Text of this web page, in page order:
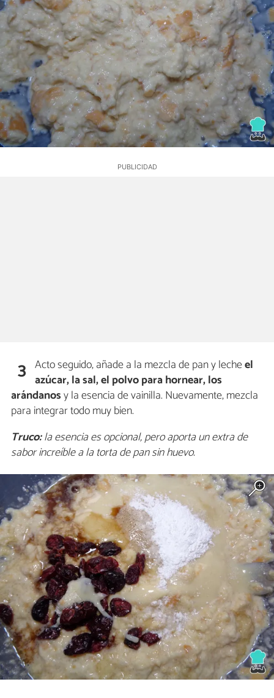
3 Acto seguido, añade a la mezcla de pan y lecheel
azúcar, la sal, el polvo para hornear, los
arándanosy la esencia de vainilla. Nuevamente, mezcla
para integrar todo muy bien.
Truco:la esencia es opcional, pero aporta un extra de
sabor increíble a la torta de pan sin huevo.